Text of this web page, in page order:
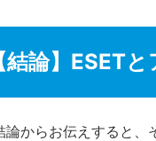
結論】ESET
論からお伝えすると、